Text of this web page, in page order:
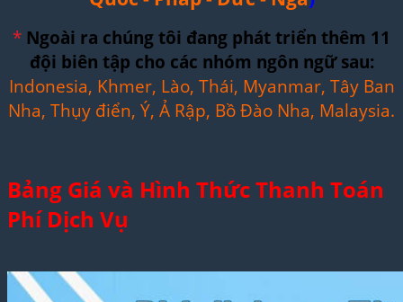
* Ngoài ra chúng tôi đang phát triển thêm 11
đội biên tập cho các nhóm ngôn ngữ sau:
Indonesia, Khmer, Lào, Thái, Myanmar, Tây Ban
Nha, Thụy điển, Ý, Ả Rập, Bồ Đào Nha, Malaysia.
Bảng Giá và Hình Thức Thanh Toán
Phí Dịch Vụ